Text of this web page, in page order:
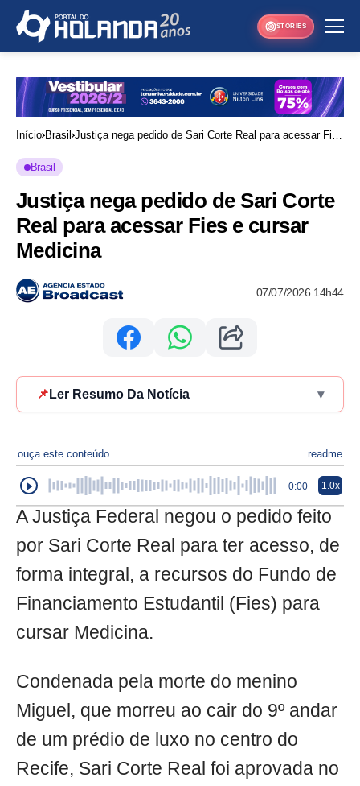
STORIES
Início Brasil Justiça nega pedido de Sari Corte Real para acessar Fies
Brasil
Justiça nega pedido de Sari Corte
Real para acessar Fies e cursar
Medicina
07/07/2026 14h44
📌 Ler Resumo Da Notícia ▾
ouça este conteúdo readme
0:00 1.0x
A Justiça Federal negou o pedido feito
por Sari Corte Real para ter acesso, de
forma integral, a recursos do Fundo de
Financiamento Estudantil (Fies) para
cursar Medicina.
Condenada pela morte do menino
Miguel, que morreu ao cair do 9º andar
de um prédio de luxo no centro do
Recife, Sari Corte Real foi aprovada no